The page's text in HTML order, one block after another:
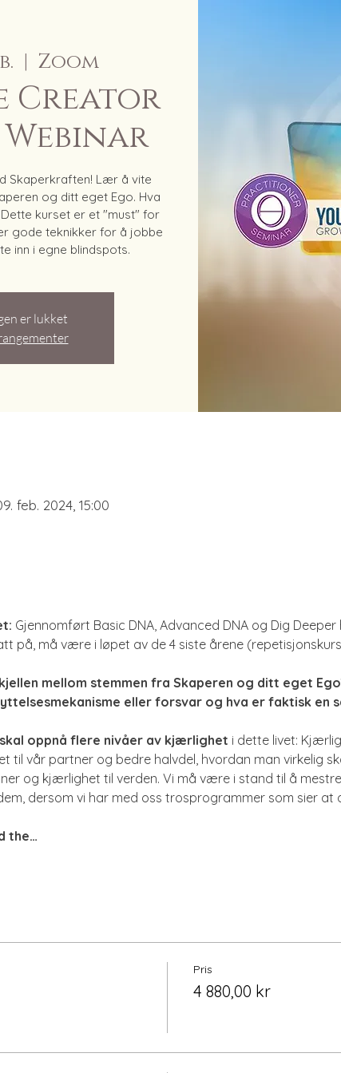
  |
Zoom
Creator
Skaperkraften! Lær å vite
og ditt eget Ego. Hva
kurset er et "must" for
gode teknikker for å jobbe
inn i egne blindspots.
er lukket
feb. 2024, 15:00
Gjennomført Basic DNA, Advanced DNA og Dig
på, må være i løpet av de 4 siste årene
mellom stemmen fra Skaperen og ditt eget
eller forsvar og hva er faktisk en
oppnå flere nivåer av kjærlighet i dette livet:
til vår partner og bedre halvdel, hvordan man virkelig
og kjærlighet til verden. Vi må være i stand til å
dersom vi har med oss trosprogrammer som sier at
the…
Pris
4 880,00 kr